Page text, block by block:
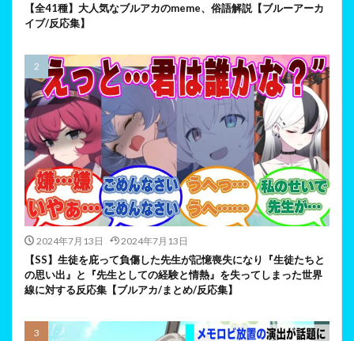
【全41種】大人気なブルアカのmeme、俗語解説【ブルーアーカ
イブ/反応集】
2024年7月13日 2024年7月13日
【SS】生徒を庇って負傷した先生が記憶喪失になり『生徒たちと
の思い出』と『先生としての経験と情熱』を失ってしまった世界
線に対する反応集【ブルアカ/まとめ/反応集】